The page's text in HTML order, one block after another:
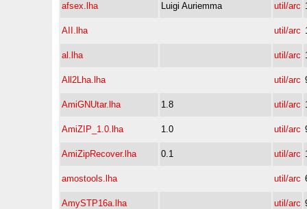
afsex.lha Luigi Auriemma util/arc
AII.lha util/arc
al.lha util/arc
All2Lha.lha util/arc
AmiGNUtar.lha 1.8 util/arc
AmiZIP_1.0.lha 1.0 util/arc
AmiZipRecover.lha 0.1 util/arc
amostools.lha util/arc
AmySTP16a.lha util/arc